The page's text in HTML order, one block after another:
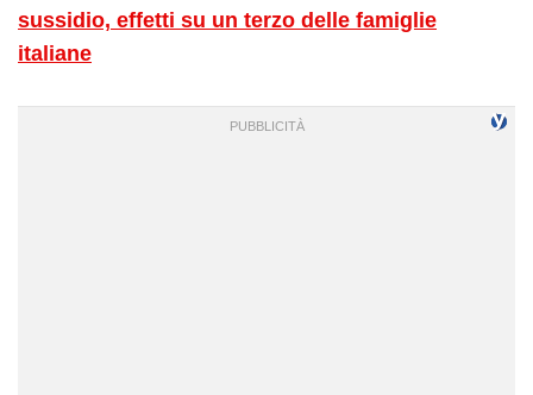
sussidio, effetti su un terzo delle famiglie
italiane